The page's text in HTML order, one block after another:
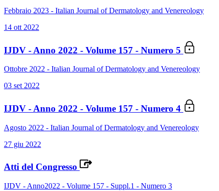
Febbraio 2023 - Italian Journal of Dermatology and Venereology
14 ott 2022
IJDV - Anno 2022 - Volume 157 - Numero 5
Ottobre 2022 - Italian Journal of Dermatology and Venereology
03 set 2022
IJDV - Anno 2022 - Volume 157 - Numero 4
Agosto 2022 - Italian Journal of Dermatology and Venereology
27 giu 2022
Atti del Congresso
IJDV - Anno2022 - Volume 157 - Suppl.1 - Numero 3